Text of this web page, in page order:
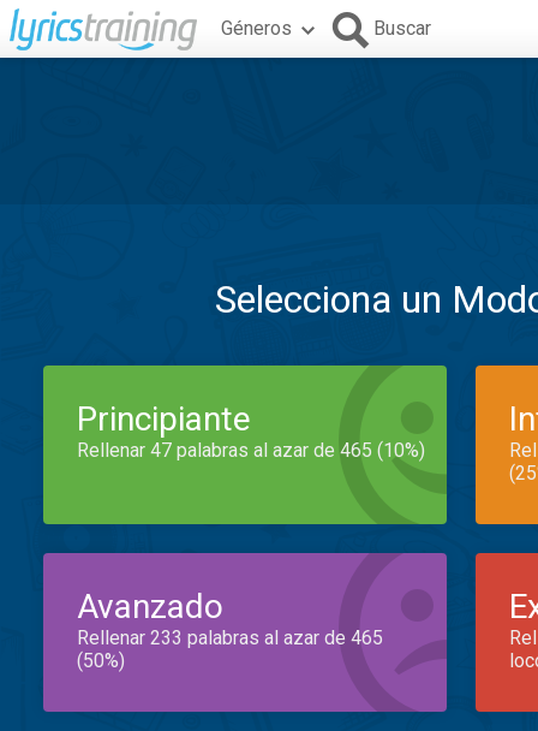
Géneros Buscar
Selecciona un
Principiante
Rellenar 47 palabras al azar de 465 (10%)
Avanzado
Rellenar 233 palabras al azar de 465
(50%)